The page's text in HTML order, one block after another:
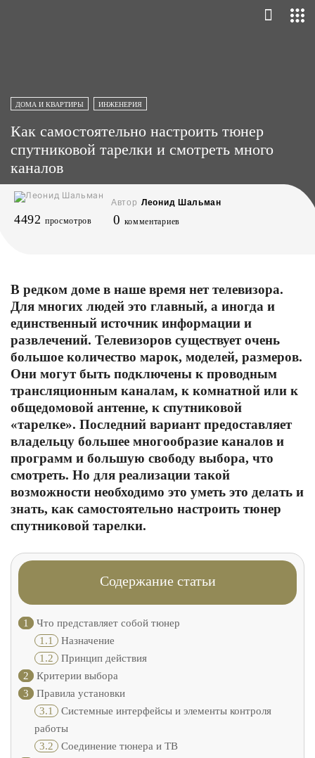
ДОМА И КВАРТИРЫ ИНЖЕНЕРИЯ
Как самостоятельно настроить тюнер
спутниковой тарелки и смотреть много
каналов
Автор Леонид Шальман
4492 просмотров 0 комментариев
В редком доме в наше время нет телевизора.
Для многих людей это главный, а иногда и
единственный источник информации и
развлечений. Телевизоров существует очень
большое количество марок, моделей, размеров.
Они могут быть подключены к проводным
трансляционным каналам, к комнатной или к
общедомовой антенне, к спутниковой
«тарелке». Последний вариант предоставляет
владельцу большее многообразие каналов и
программ и большую свободу выбора, что
смотреть. Но для реализации такой
возможности необходимо это уметь это делать и
знать, как самостоятельно настроить тюнер
спутниковой тарелки.
Содержание статьи
1
Что представляет собой тюнер
1.1 Назначение
1.2 Принцип действия
2
Критерии выбора
3
Правила установки
3.1 Системные интерфейсы и элементы контроля
работы
3.2 Соединение тюнера и ТВ